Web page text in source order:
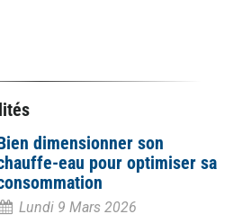
dimensionner son
eau pour optimiser sa
Lundi 9 Mars 2026